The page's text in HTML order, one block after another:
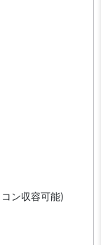
ン収容可能)